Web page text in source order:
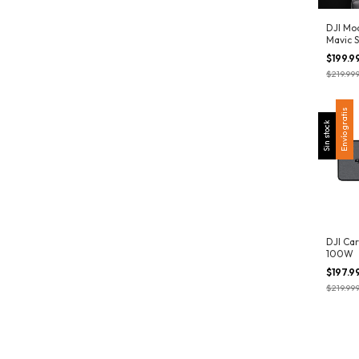
DJI
Mavic
Sin stock Envío gratis
DJI
100W